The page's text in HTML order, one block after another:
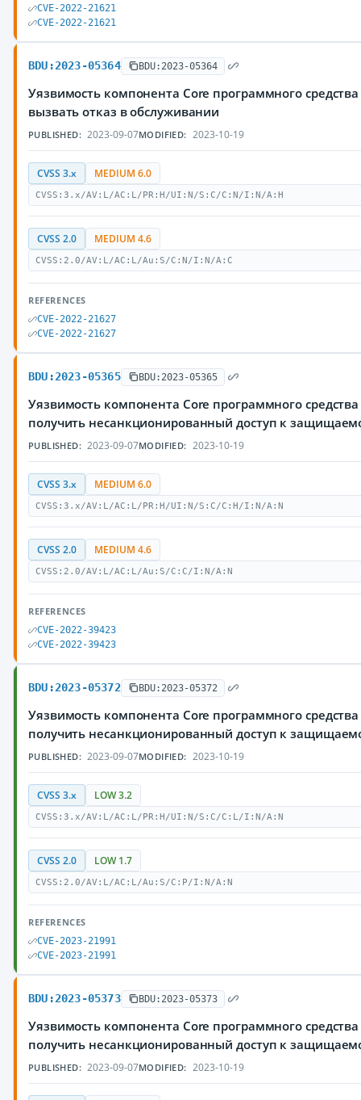
CVE-2022-21621
CVE-2022-21621
BDU:2023-05364 BDU:2023-05364
Уязвимость компонента Core программного
вызвать отказ в обслуживании
PUBLISHED: 2023-09-07MODIFIED: 2023-10-19
CVSS 3.x MEDIUM 6.0
CVSS:3.x/AV:L/AC:L/PR:H/UI:N/S:C/C:N/I:N/A:H
CVSS 2.0 MEDIUM 4.6
CVSS:2.0/AV:L/AC:L/Au:S/C:N/I:N/A:C
REFERENCES
CVE-2022-21627
CVE-2022-21627
BDU:2023-05365 BDU:2023-05365
Уязвимость компонента Core программного
получить несанкционированный доступ к
PUBLISHED: 2023-09-07MODIFIED: 2023-10-19
CVSS 3.x MEDIUM 6.0
CVSS:3.x/AV:L/AC:L/PR:H/UI:N/S:C/C:H/I:N/A:N
CVSS 2.0 MEDIUM 4.6
CVSS:2.0/AV:L/AC:L/Au:S/C:C/I:N/A:N
REFERENCES
CVE-2022-39423
CVE-2022-39423
BDU:2023-05372 BDU:2023-05372
Уязвимость компонента Core программного
получить несанкционированный доступ к
PUBLISHED: 2023-09-07MODIFIED: 2023-10-19
CVSS 3.x LOW 3.2
CVSS:3.x/AV:L/AC:L/PR:H/UI:N/S:C/C:L/I:N/A:N
CVSS 2.0 LOW 1.7
CVSS:2.0/AV:L/AC:L/Au:S/C:P/I:N/A:N
REFERENCES
CVE-2023-21991
CVE-2023-21991
BDU:2023-05373 BDU:2023-05373
Уязвимость компонента Core программного
получить несанкционированный доступ к
PUBLISHED: 2023-09-07MODIFIED: 2023-10-19